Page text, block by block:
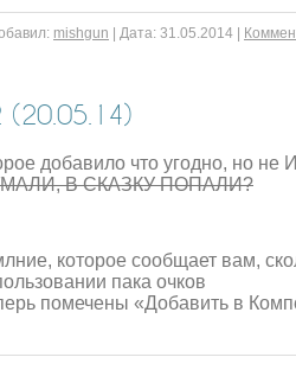
mishgun Дата: 31.05.2014
добавило что угодно, но
В СКАЗКУ ПОПАЛИ?
которое сообщает вам,
пака очков
помечены «Добавить в